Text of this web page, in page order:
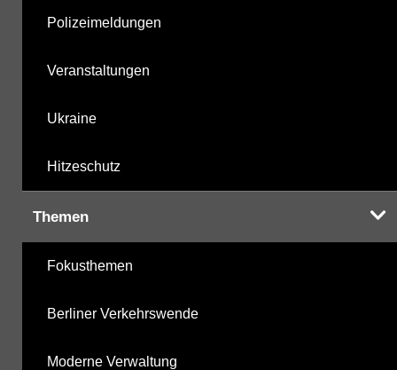
Polizeimeldungen
Veranstaltungen
Ukraine
Hitzeschutz
Themen
Fokusthemen
Berliner Verkehrswende
Moderne Verwaltung